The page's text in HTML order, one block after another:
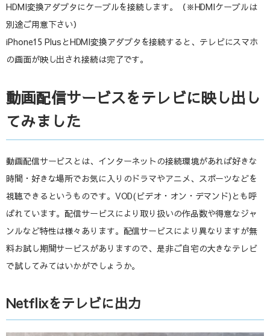
HDMI変換アダプタにケーブルを接続します。（※HDMIケーブルは
別途ご用意下さい）
iPhone15 PlusとHDMI変換アダプタを接続すると、テレビにスマホ
の画面が映し出され接続は完了です。
動画配信サービスをテレビに映し出し
てみました
動画配信サービスとは、インターネットの接続環境があれば好きな
時間・好きな場所でお気に入りのドラマやアニメ、スポーツなどを
視聴できるというものです。VOD(ビデオ・オン・デマンド)とも呼
ばれています。配信サービスにより取り扱いの作品数や得意なジャ
ンルなど特性は様々あります。配信サービスにより異なりますが無
料お試し期間サービスがありますので、是非ご自宅の大きなテレビ
で試してみてはいかがでしょうか。
Netflixをテレビに出力